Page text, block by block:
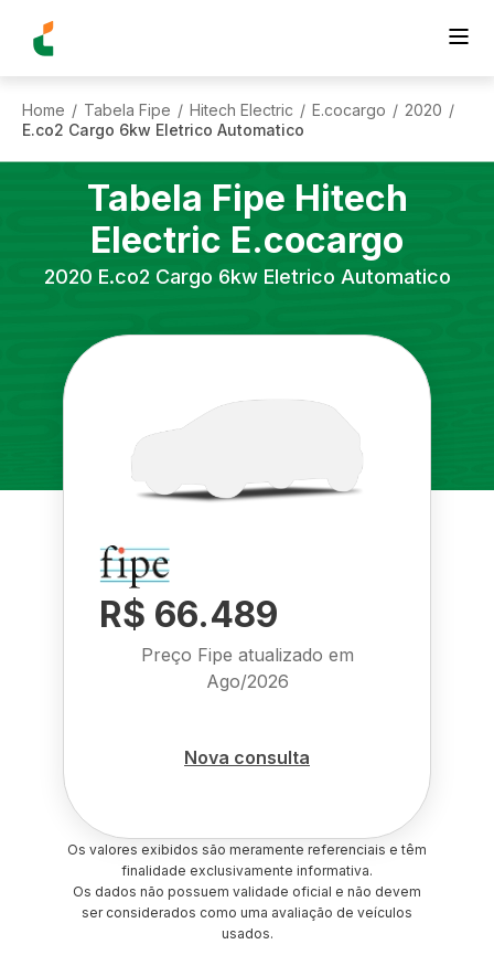
Home / Tabela Fipe / Hitech Electric / E.cocargo / 2020 /
E.co2 Cargo 6kw Eletrico Automatico
Tabela Fipe Hitech
Electric E.cocargo
2020 E.co2 Cargo 6kw Eletrico Automatico
R$ 66.489
Preço Fipe atualizado em
Ago/2026
Nova consulta
Os valores exibidos são meramente referenciais e têm
finalidade exclusivamente informativa.
Os dados não possuem validade oficial e não devem
ser considerados como uma avaliação de veículos
usados.